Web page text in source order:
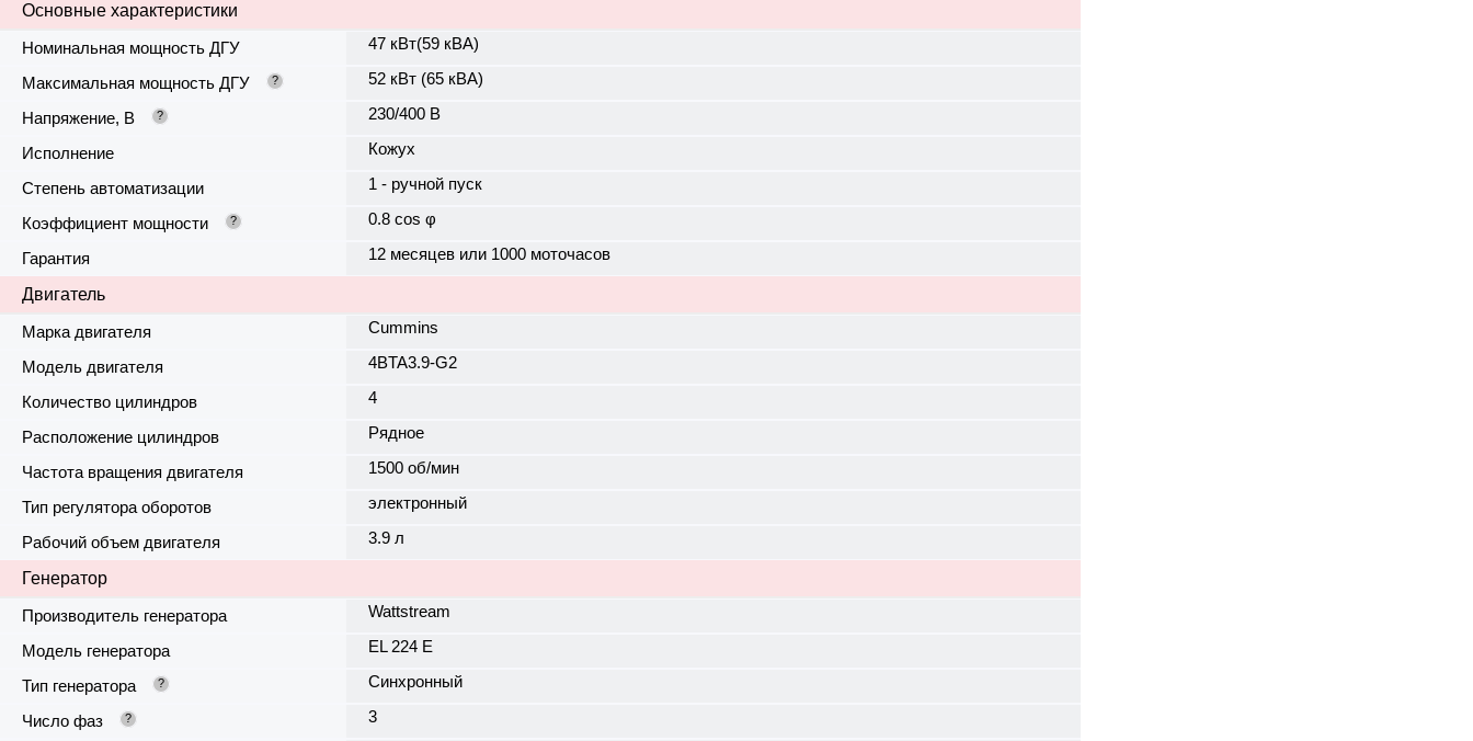
Основные характеристики
Номинальная мощность ДГУ
47 кВт(59 кВА)
Максимальная мощность ДГУ ? 52 кВт (65 кВА)
Напряжение, В ? 230/400 В
Исполнение Кожух
Степень автоматизации 1 - ручной пуск
Коэффициент мощности ? 0.8 cos φ
Гарантия 12 месяцев или 1000 моточасов
Двигатель
Марка двигателя
Cummins
Модель двигателя 4BTA3.9-G2
Количество цилиндров 4
Расположение цилиндров Рядное
Частота вращения двигателя 1500 об/мин
Тип регулятора оборотов электронный
Рабочий объем двигателя 3.9 л
Генератор
Производитель генератора
Wattstream
Модель генератора EL 224 E
Тип генератора ? Синхронный
Число фаз ? 3